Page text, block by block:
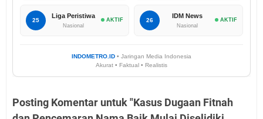
25
Liga Peristiwa
Nasional
AKTIF 26
IDM News
Nasional
AKTIF
INDOMETRO.ID • Jaringan Media Indonesia
Akurat • Faktual • Realistis
Posting Komentar untuk "Kasus Dugaan Fitnah